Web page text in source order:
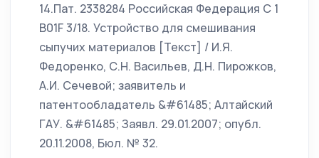
14.Пат. 2338284 Российская Федерация С 1
B01F 3/18. Устройство для смешивания
сыпучих материалов [Текст] / И.Я.
Федоренко, С.Н. Васильев, Д.Н. Пирожков,
А.И. Сечевой; заявитель и
патентообладатель &#61485; Алтайский
ГАУ. &#61485; Заявл. 29.01.2007; опубл.
20.11.2008, Бюл. № 32.